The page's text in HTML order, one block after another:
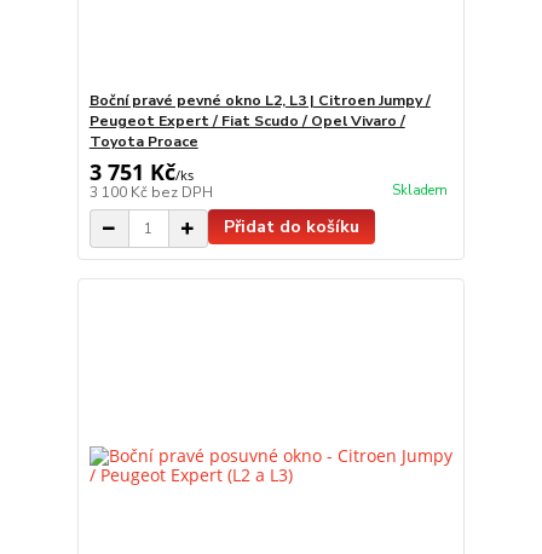
Boční pravé pevné okno L2, L3 | Citroen Jumpy /
Peugeot Expert / Fiat Scudo / Opel Vivaro /
Toyota Proace
3 751 Kč/ks
3 100 Kč bez DPH Skladem
Přidat do košíku